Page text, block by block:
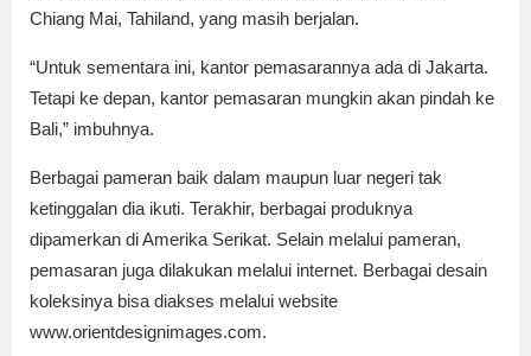
Chiang Mai, Tahiland, yang masih berjalan.
“Untuk sementara ini, kantor pemasarannya ada di Jakarta.
Tetapi ke depan, kantor pemasaran mungkin akan pindah ke
Bali,” imbuhnya.
Berbagai pameran baik dalam maupun luar negeri tak
ketinggalan dia ikuti. Terakhir, berbagai produknya
dipamerkan di Amerika Serikat. Selain melalui pameran,
pemasaran juga dilakukan melalui internet. Berbagai desain
koleksinya bisa diakses melalui website
www.orientdesignimages.com.